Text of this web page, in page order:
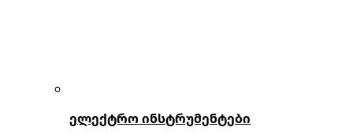
ელექტრო ინსტრუმენტები